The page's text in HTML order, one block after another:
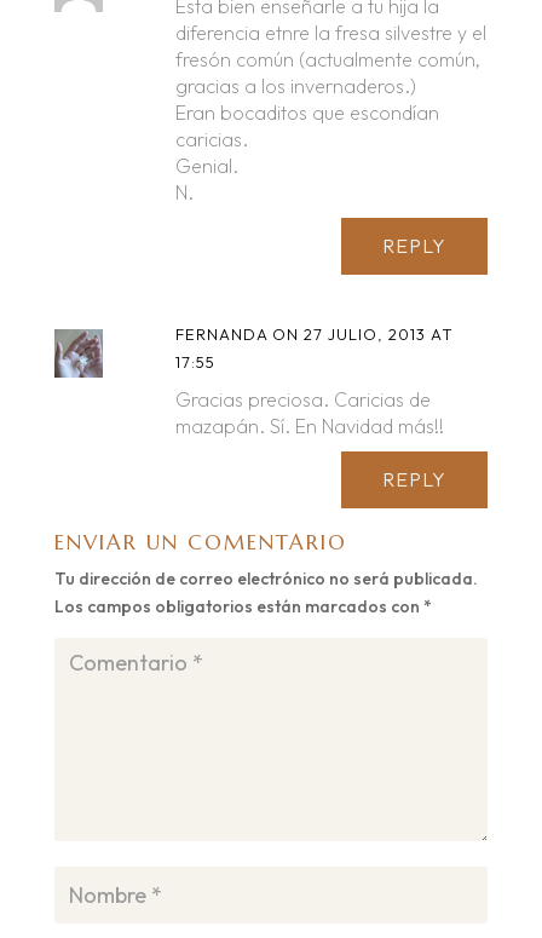
Esta bien enseñarle a tu hija la
diferencia etnre la fresa silvestre y el
fresón común (actualmente común,
gracias a los invernaderos.)
Eran bocaditos que escondían
caricias.
Genial.
N.
REPLY
FERNANDA ON 27 JULIO, 2013 AT
17:55
Gracias preciosa. Caricias de
mazapán. Sí. En Navidad más!!
REPLY
ENVIAR UN COMENTARIO
Tu dirección de correo electrónico no será publicada.
Los campos obligatorios están marcados con *